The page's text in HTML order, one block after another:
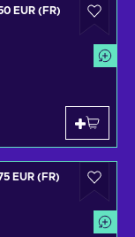
EUR (FR)
EUR (FR)